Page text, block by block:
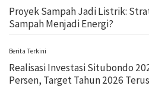
Proyek Sampah Jadi Listrik:
Sampah Menjadi Energi?
Berita Terkini
Realisasi Investasi Situbondo
Persen, Target Tahun 2026